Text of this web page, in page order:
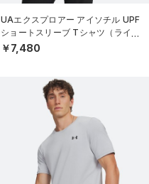
UAエクスプロアー アイソチル UPF
ショートスリーブ Tシャツ（ライフ
スタイル/MEN）
￥7,480